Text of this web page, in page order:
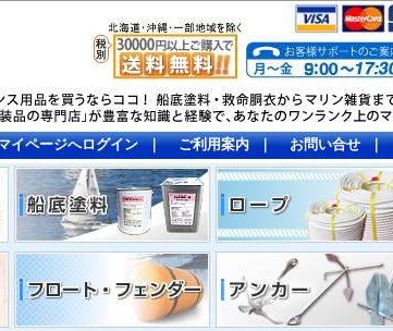
イページへログイン｜ ご利用案内｜ お問い合せ｜